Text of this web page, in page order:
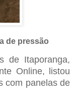
de pressão
de Itaporanga,
Online, listou
com panelas de